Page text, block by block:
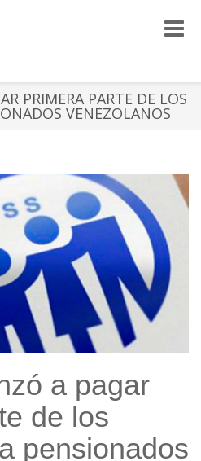
Toggle
PRIMERA PARTE DE LOS
VENEZOLANOS
a pagar
de los
pensionados